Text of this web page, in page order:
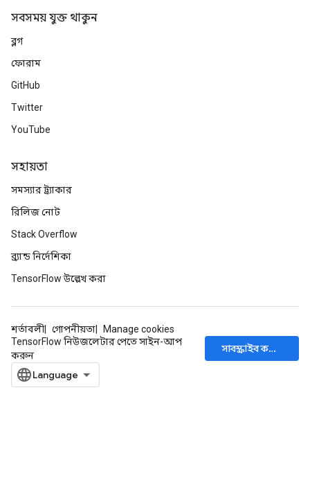
সবসময় যুক্ত থাকুন
ব্লগ
ফোরাম
GitHub
Twitter
YouTube
সহায়তা
সমস্যার ট্র্যাকার
রিলিজ নোট
Stack Overflow
ব্র্যান্ড নির্দেশিকা
TensorFlow উল্লেখ করা
শর্তাবলী গোপনীয়তা
Manage cookies
TensorFlow নিউজলেটার পেতে সাইন-আপ
করুন
সাবস্ক্রাইব করুন